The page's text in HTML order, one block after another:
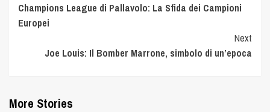
Champions League di Pallavolo: La Sfida dei Campioni
Europei
Next
Joe Louis: Il Bomber Marrone, simbolo di un’epoca
More Stories